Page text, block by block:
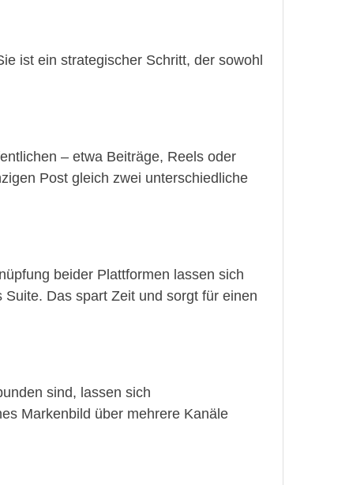
ist ein strategischer Schritt, der sowohl
– etwa Beiträge, Reels oder
Post gleich zwei unterschiedliche
beider Plattformen lassen sich
Das spart Zeit und sorgt für einen
sind, lassen sich
Markenbild über mehrere Kanäle